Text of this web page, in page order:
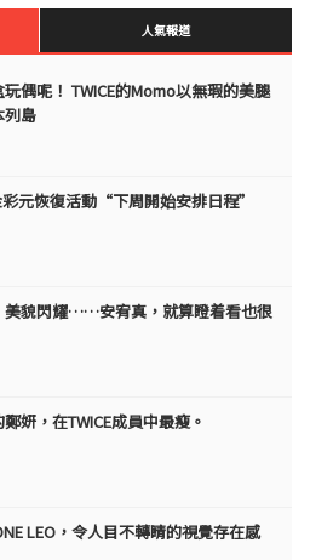
人氣報道
偶呢！ TWICE的Momo以無瑕的美腿
列島
彩元恢復活動“下周開始安排日程”
美貌閃耀……安宥真，就算瞪着看也很
妍，在TWICE成員中最瘦。
LEO，令人目不轉睛的視覺存在感